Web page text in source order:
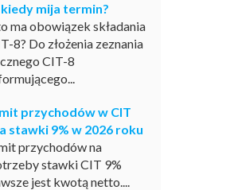
kiedy mija termin?
ma obowiązek składania
8? Do złożenia zeznania
CIT-8
przychodów w CIT
stawki 9% w 2026 roku
przychodów na
stawki CIT 9%
jest kwotą netto....